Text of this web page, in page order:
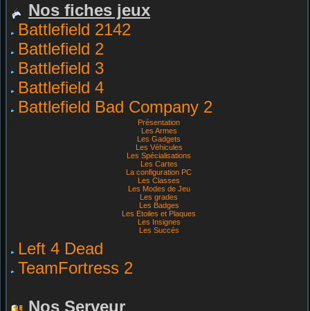
Nos fiches jeux
Battlefield 2142
Battlefield 2
Battlefield 3
Battlefield 4
Battlefield Bad Company 2
Présentation
Les Armes
Les Gadgets
Les Véhicules
Les Spécialisations
Les Cartes
La configuration PC
Les Classes
Les Modes de Jeu
Les grades
Les Badges
Les Etoiles et Plaques
Les Insignes
Les Succés
Left 4 Dead
TeamFortress 2
Nos Serveur